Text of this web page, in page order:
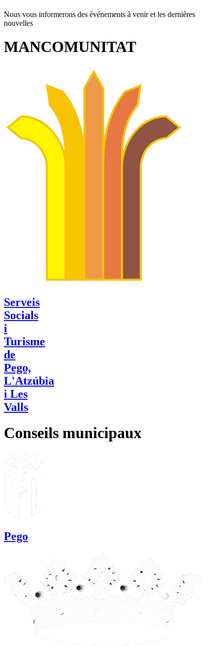
Nous vous informerons des événements à venir et les dernières
nouvelles
MANCOMUNITAT
Serveis
Socials
i
Turisme
de
Pego,
L'Atzúbia
i Les
Valls
Conseils municipaux
Pego